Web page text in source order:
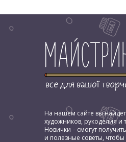
На нашем сайте вы
художников, рукоделия и
Новички – смогут
и полезные советы,